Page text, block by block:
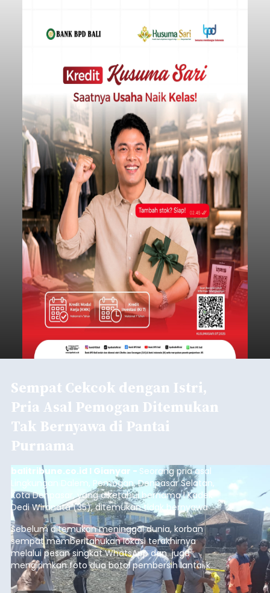
Sempat Cekcok dengan Istri,
Pria Asal Pemogan Ditemukan
Tak Bernyawa di Pantai
Purnama
balitribune.co.id I Gianyar - Seorang pria asal
Lingkungan Dalem, Pemogan, Denpasar Selatan,
Kota Denpasar, yang diketahui bernama I Kadek
Dedi Wiranata (35), ditemukan tidak bernyawa di
pesisir Pantai Purnama, Sukawati.
Sebelum ditemukan meninggal dunia, korban
sempat memberitahukan lokasi terakhirnya
melalui pesan singkat WhatsApp dan juga
mengirimkan foto dua botol pembersih lantai ke
istrinya.